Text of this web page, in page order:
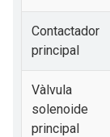
Contactador
principal
Vàlvula
solenoide
principal